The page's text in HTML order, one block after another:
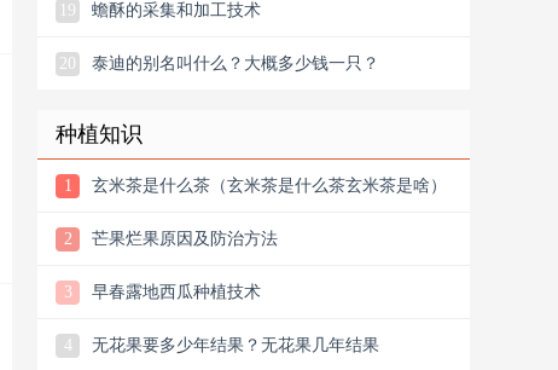
19 蟾酥的采集和加工技术
20 泰迪的别名叫什么？大概多少钱一只？
种植知识
1 玄米茶是什么茶（玄米茶是什么茶玄米茶是啥）
2 芒果烂果原因及防治方法
3 早春露地西瓜种植技术
4 无花果要多少年结果？无花果几年结果